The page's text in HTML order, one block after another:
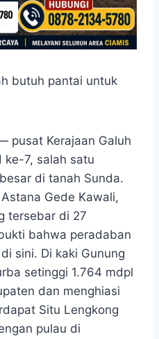
butuh pantai untuk
pusat Kerajaan Galuh
ke-7, salah satu
di tanah Sunda.
Gede Kawali,
tersebar di 27
bahwa peradaban
sini. Di kaki Gunung
setinggi 1.764 mdpl
dan menghiasi
Situ Lengkong
pulau di